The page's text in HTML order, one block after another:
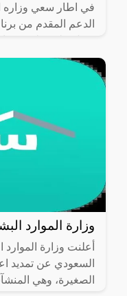
في اطار سعي وزاره
الدعم المقدم من
بالزيارة
وزارة الموارد
أعلنت وزارة
السعودي عن تمديد
الصغيرة، وهي